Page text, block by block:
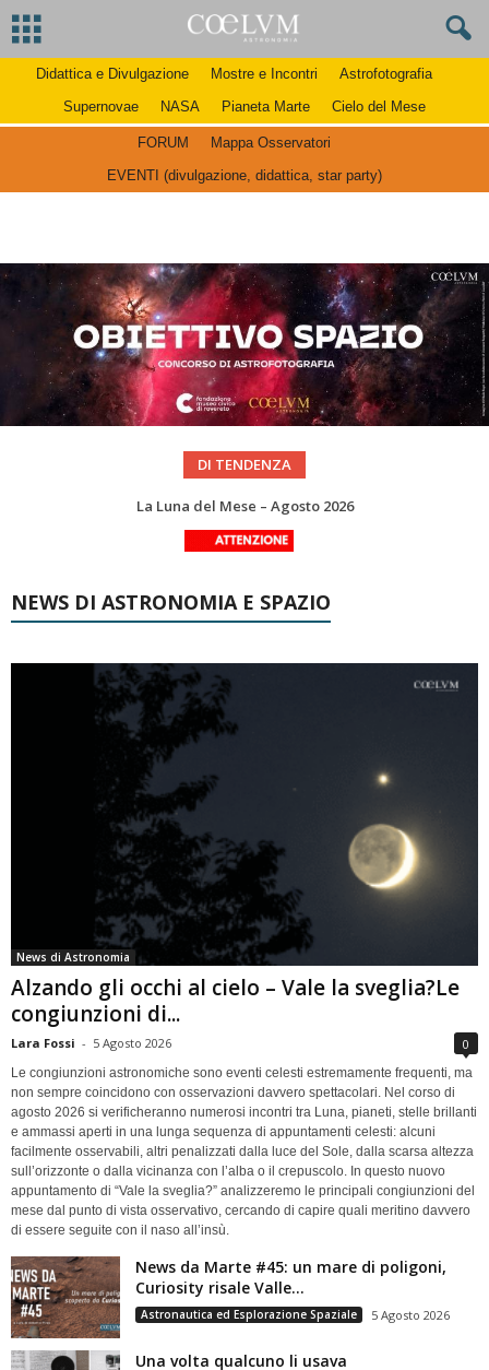
Didattica e Divulgazione Mostre e Incontri
Astrofotografia
Supernovae
NASA Pianeta Marte Cielo del Mese
FORUM
Mappa Osservatori
EVENTI (divulgazione, didattica, star party)
DI TENDENZA
Le costellazioni di Agosto 2026: Delfino
NEWS DI ASTRONOMIA E SPAZIO
News di Astronomia
Alzando gli occhi al cielo – Vale la sveglia?Le
congiunzioni di...
Lara Fossi - 5 Agosto 2026 0
Le congiunzioni astronomiche sono eventi celesti estremamente frequenti, ma
non sempre coincidono con osservazioni davvero spettacolari. Nel corso di
agosto 2026 si verificheranno numerosi incontri tra Luna, pianeti, stelle brillanti
e ammassi aperti in una lunga sequenza di appuntamenti celesti: alcuni
facilmente osservabili, altri penalizzati dalla luce del Sole, dalla scarsa altezza
sull’orizzonte o dalla vicinanza con l’alba o il crepuscolo. In questo nuovo
appuntamento di “Vale la sveglia?” analizzeremo le principali congiunzioni del
mese dal punto di vista osservativo, cercando di capire quali meritino davvero
di essere seguite con il naso all’insù.
News da Marte #45: un mare di poligoni,
Curiosity risale Valle...
Astronautica ed Esplorazione Spaziale 5 Agosto 2026
Una volta qualcuno li usava